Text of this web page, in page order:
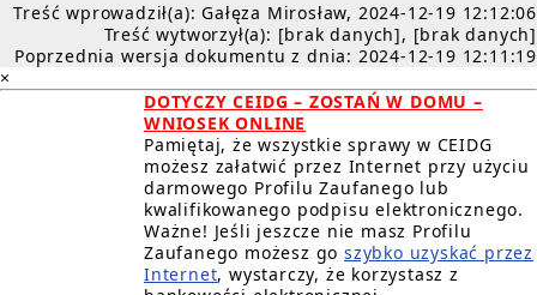
Treść wprowadził(a): Gałęza Mirosław, 2024-12-19 12:12:06
Treść wytworzył(a): [brak danych], [brak danych]
Poprzednia wersja dokumentu z dnia: 2024-12-19 12:11:19
×
DOTYCZY CEIDG – ZOSTAŃ W DOMU –
WNIOSEK ONLINE
Pamiętaj, że wszystkie sprawy w CEIDG
możesz załatwić przez Internet przy użyciu
darmowego Profilu Zaufanego lub
kwalifikowanego podpisu elektronicznego.
Ważne! Jeśli jeszcze nie masz Profilu
Zaufanego możesz goszybko uzyskać przez
Internet, wystarczy, że korzystasz z